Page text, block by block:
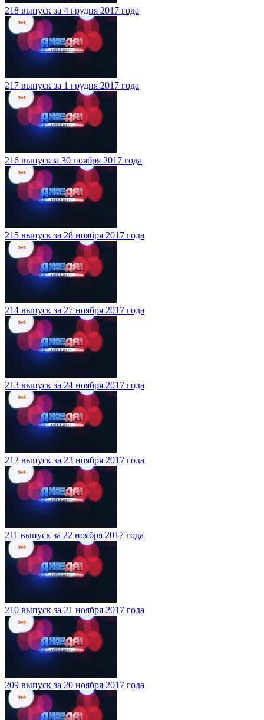
218 выпуск за 4 грудня 2017 года
217 выпуск за 1 грудня 2017 года
216 выпускза 30 ноября 2017 года
215 выпуск за 28 ноября 2017 года
214 выпуск за 27 ноября 2017 года
213 выпуск за 24 ноября 2017 года
212 выпуск за 23 ноября 2017 года
211 выпуск за 22 ноября 2017 года
210 выпуск за 21 ноября 2017 года
209 выпуск за 20 ноября 2017 года